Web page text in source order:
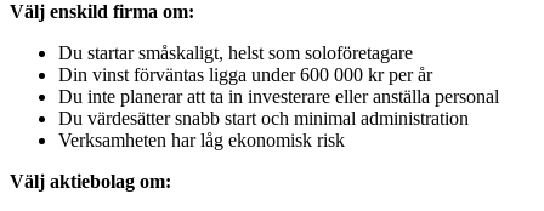
Välj enskild firma om:
Du startar småskaligt, helst som soloföretagare
Din vinst förväntas ligga under 600 000 kr per år
Du inte planerar att ta in investerare eller anställa personal
Du värdesätter snabb start och minimal administration
Verksamheten har låg ekonomisk risk
Välj aktiebolag om: